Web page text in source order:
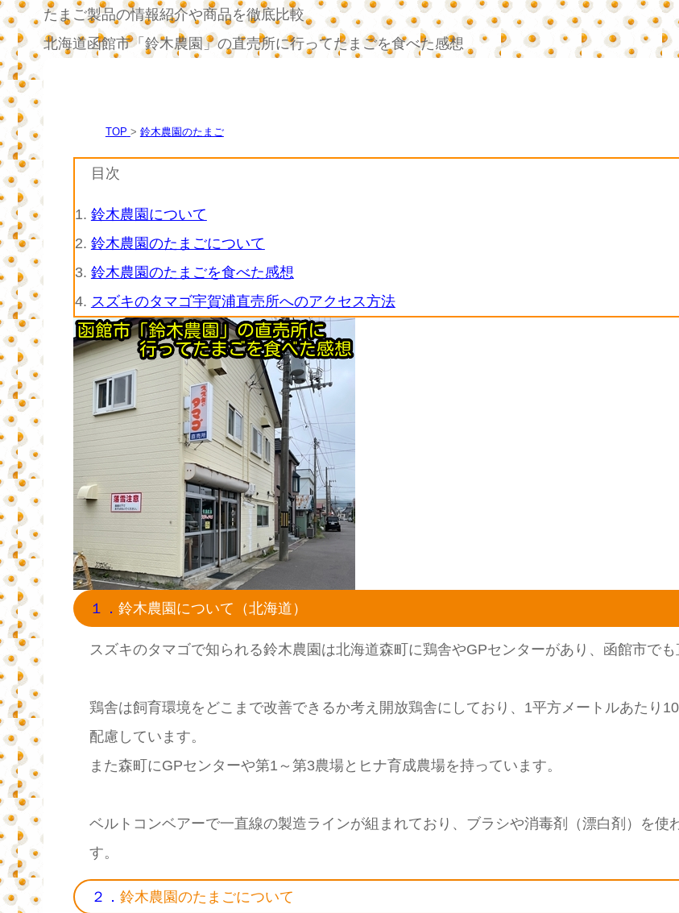
たまご製品の情報紹介や商品を徹底比較
北海道函館市「鈴木農園」の直売所に行ってたまごを食べた感想
TOP 鈴木農園のたまご
目次
1. 鈴木農園について
2. 鈴木農園のたまごについて
3. 鈴木農園のたまごを食べた感想
4. スズキのタマゴ宇賀浦直売所へのアクセス方法
１． 鈴木農園について（北海道）
スズキのタマゴで知られる鈴木農園は北海道森町に鶏舎やGPセンターがあり、函館市でも
鶏舎は飼育環境をどこまで改善できるか考え開放鶏舎にしており、1平方メートルあたり
配慮しています。
また森町にGPセンターや第1～第3農場とヒナ育成農場を持っています。
ベルトコンベアーで一直線の製造ラインが組まれており、ブラシや消毒剤（漂白剤）を使
す。
２． 鈴木農園のたまごについて